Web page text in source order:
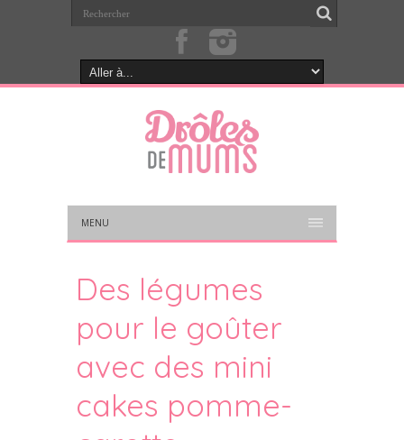
MENU
Des légumes
pour le goûter
avec des mini
cakes pomme-